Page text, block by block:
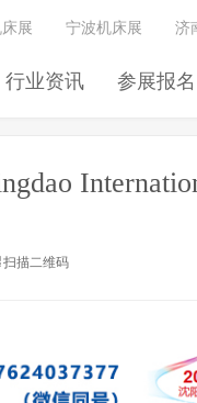
行业资讯 参展报名
展 宁波机床展 济
扫描二维码